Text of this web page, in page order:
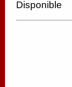
Disponible